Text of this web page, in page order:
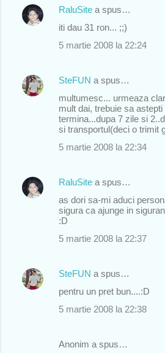
t
a
i
RaluSite a spus…
iti dau 31 ron... ;;)
5 martie 2008 la 22:24
SteFUN a spus…
multumesc... urmeaza
mult dai, trebuie sa
termina...dupa 7 zile si
si transportul(deci o trimit
5 martie 2008 la 22:34
RaluSite a spus…
as dori sa-mi aduci
sigura ca ajunge in
:D
5 martie 2008 la 22:37
SteFUN a spus…
pentru un pret bun....:D
5 martie 2008 la 22:38
Anonim a spus…